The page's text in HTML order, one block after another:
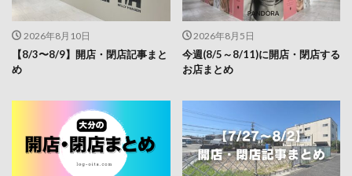
2026年8月10日
【8/3〜8/9】開店・閉店記事まと
め
2026年8月5日
今週(8/5～8/11)に開店・閉店する
お店まとめ